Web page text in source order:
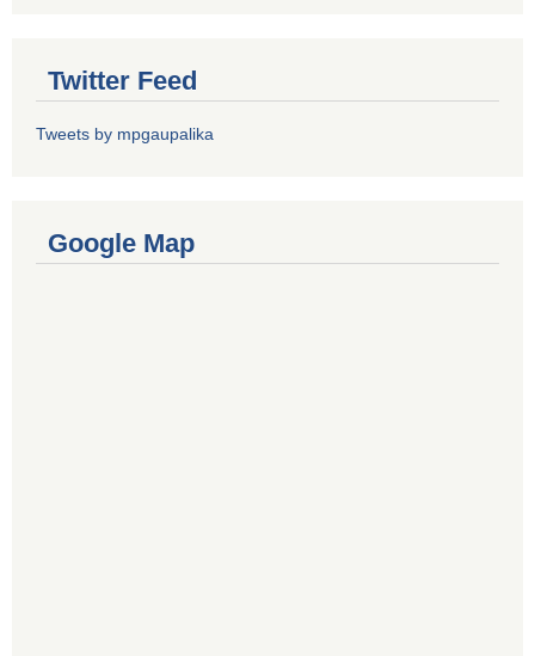
Twitter Feed
Tweets by mpgaupalika
Google Map